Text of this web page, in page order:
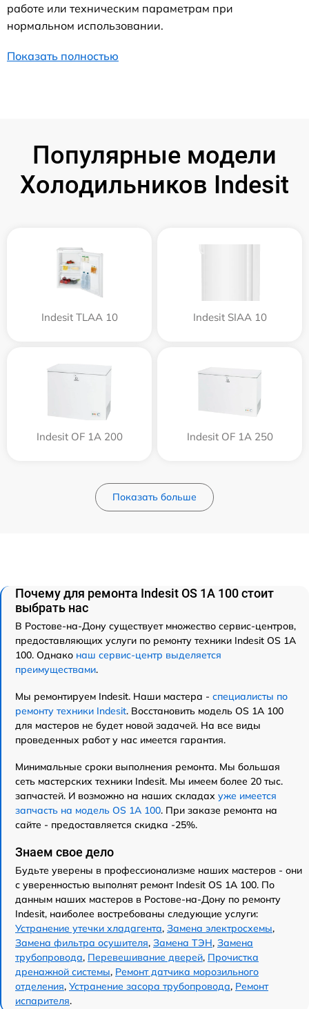
работе или техническим параметрам при
нормальном использовании.
Показать полностью
Популярные модели
Холодильников Indesit
Indesit TLAA 10 Indesit SIAA 10
Indesit OF 1A 200 Indesit OF 1A 250
Показать больше
Почему для ремонта Indesit OS 1A 100 стоит
выбрать нас
В Ростове-на-Дону существует множество сервис-центров,
предоставляющих услуги по ремонту техники Indesit OS 1A
100. Однако наш сервис-центр выделяется
преимуществами.
Мы ремонтируем Indesit. Наши мастера - специалисты по
ремонту техники Indesit. Восстановить модель OS 1A 100
для мастеров не будет новой задачей. На все виды
проведенных работ у нас имеется гарантия.
Минимальные сроки выполнения ремонта. Мы большая
сеть мастерских техники Indesit. Мы имеем более 20 тыс.
запчастей. И возможно на наших складах уже имеется
запчасть на модель OS 1A 100. При заказе ремонта на
сайте - предоставляется скидка -25%.
Знаем свое дело
Будьте уверены в профессионализме наших мастеров - они
с уверенностью выполнят ремонт Indesit OS 1A 100. По
данным наших мастеров в Ростове-на-Дону по ремонту
Indesit, наиболее востребованы следующие услуги:
Устранение утечки хладагента, Замена электросхемы,
Замена фильтра осушителя, Замена ТЭН, Замена
трубопровода, Перевешивание дверей, Прочистка
дренажной системы, Ремонт датчика морозильного
отделения, Устранение засора трубопровода, Ремонт
испарителя.